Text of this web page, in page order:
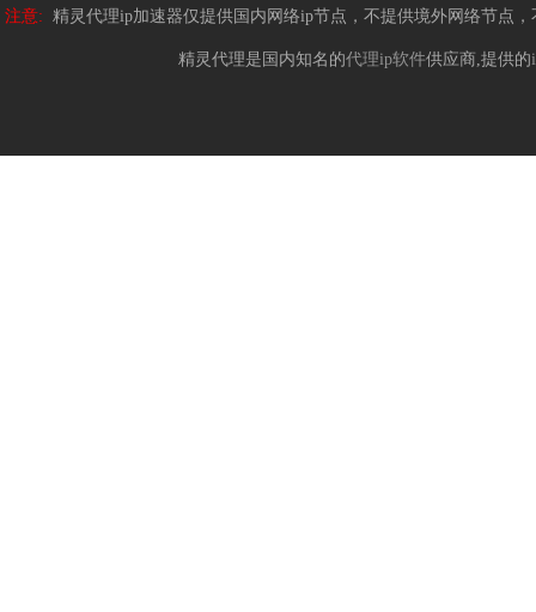
注意: 精灵代理ip加速器仅提供国内网络ip节点，不提供境外网络节点
精灵代理是国内知名的代理ip软件供应商,提供的